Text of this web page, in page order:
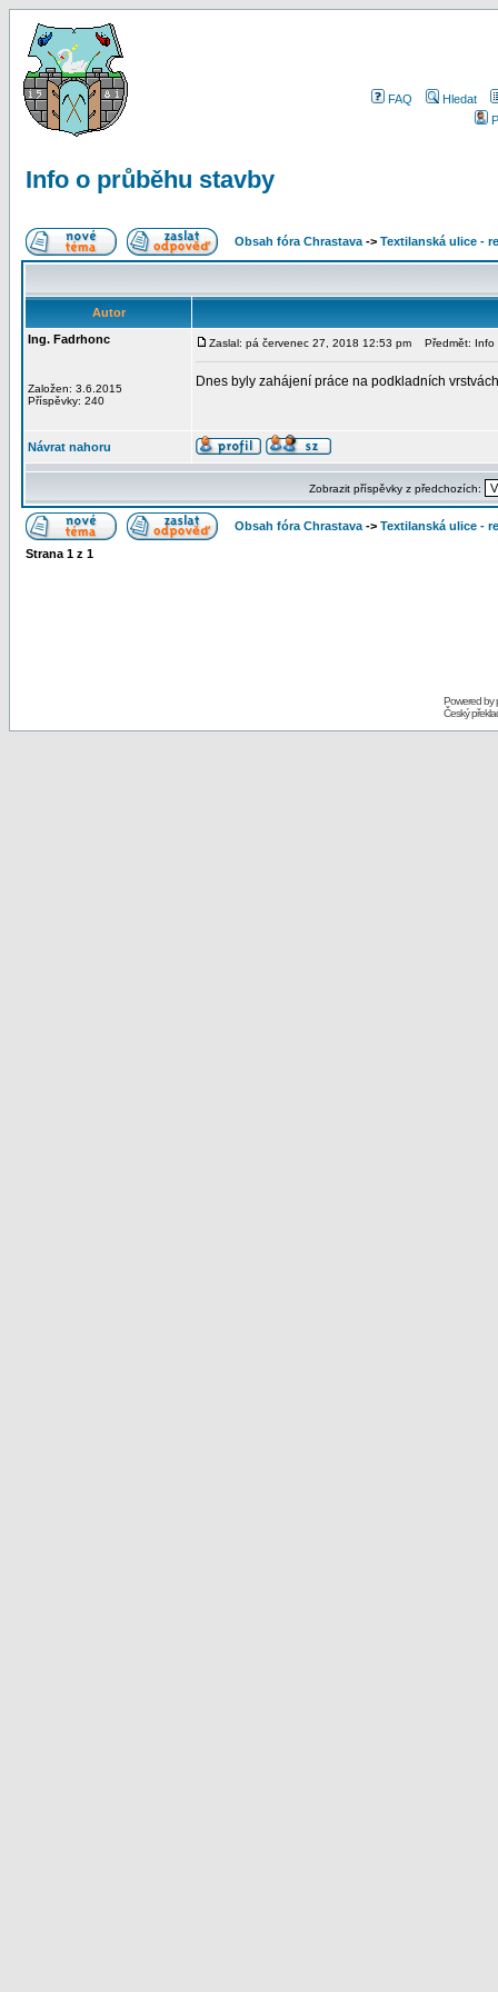
FAQ
Hledat
Info o průběhu stavby
Obsah fóra Chrastava -> Textilanská ulice -
Autor
Ing. Fadrhonc
Založen: 3.6.2015
Příspěvky: 240
Zaslal: pá červenec 27, 2018 12:53 pm Předmět: Info
Dnes byly zahájení práce na podkladních
Návrat nahoru
Zobrazit příspěvky z předchozích:
Obsah fóra Chrastava -> Textilanská ulice -
Strana 1 z 1
Powered by
Český